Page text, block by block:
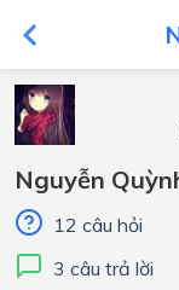
Nguyễn
12 câu hỏi
3 câu trả lời